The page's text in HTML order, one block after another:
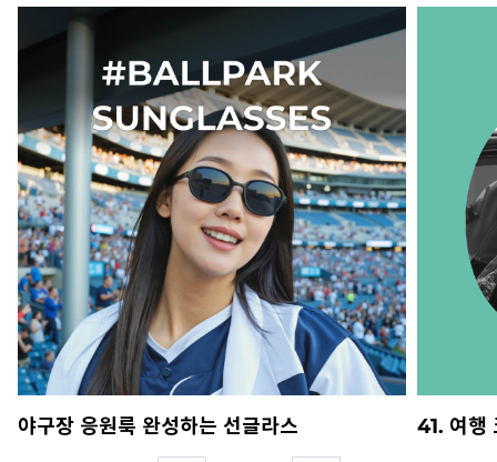
야구장 응원룩 완성하는 선글라스 41. 여행